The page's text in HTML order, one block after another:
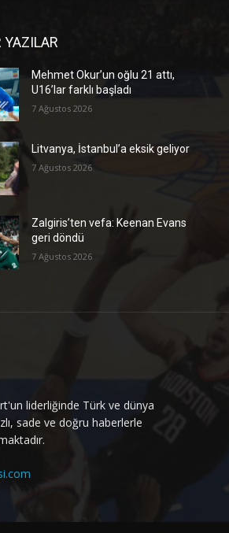
YAZILAR
Mehmet Okur’un oğlu 21 attı,
U16’lar farklı başladı
7 Ağustos 2026
Litvanya, İstanbul’a eksik geliyor
7 Ağustos 2026
Zalgiris’ten vefa: Keenan Evans
geri döndü
7 Ağustos 2026
liderliğinde Türk ve dünya
sade ve doğru haberlerle